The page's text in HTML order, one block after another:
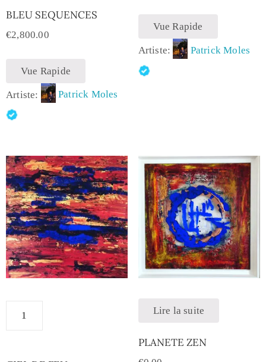
BLEU SEQUENCES
€2,800.00
Vue Rapide
Artiste: Patrick Moles
Vue Rapide
Artiste: Patrick Moles
Lire la suite
PLANETE ZEN